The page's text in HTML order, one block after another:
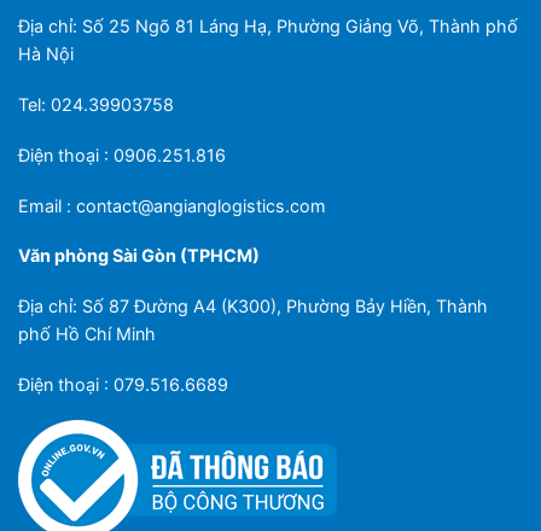
Địa chỉ: Số 25 Ngõ 81 Láng Hạ, Phường Giảng Võ, Thành phố
Hà Nội
Tel: 024.39903758
Điện thoại : 0906.251.816
Email : contact@angianglogistics.com
Văn phòng Sài Gòn (TPHCM)
Địa chỉ: Số 87 Đường A4 (K300), Phường Bảy Hiền, Thành
phố Hồ Chí Minh
Điện thoại : 079.516.6689